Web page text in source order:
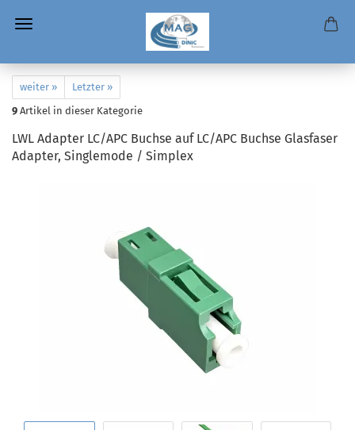
weiter »
Letzter »
9 Artikel in dieser Kategorie
LWL Adapter LC/APC Buchse auf LC/APC Buchse Glasfaser
Adapter, Singlemode / Simplex